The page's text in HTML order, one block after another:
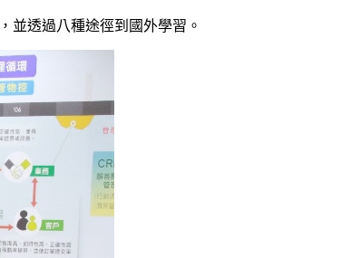
並透過八種途徑到國外學習。